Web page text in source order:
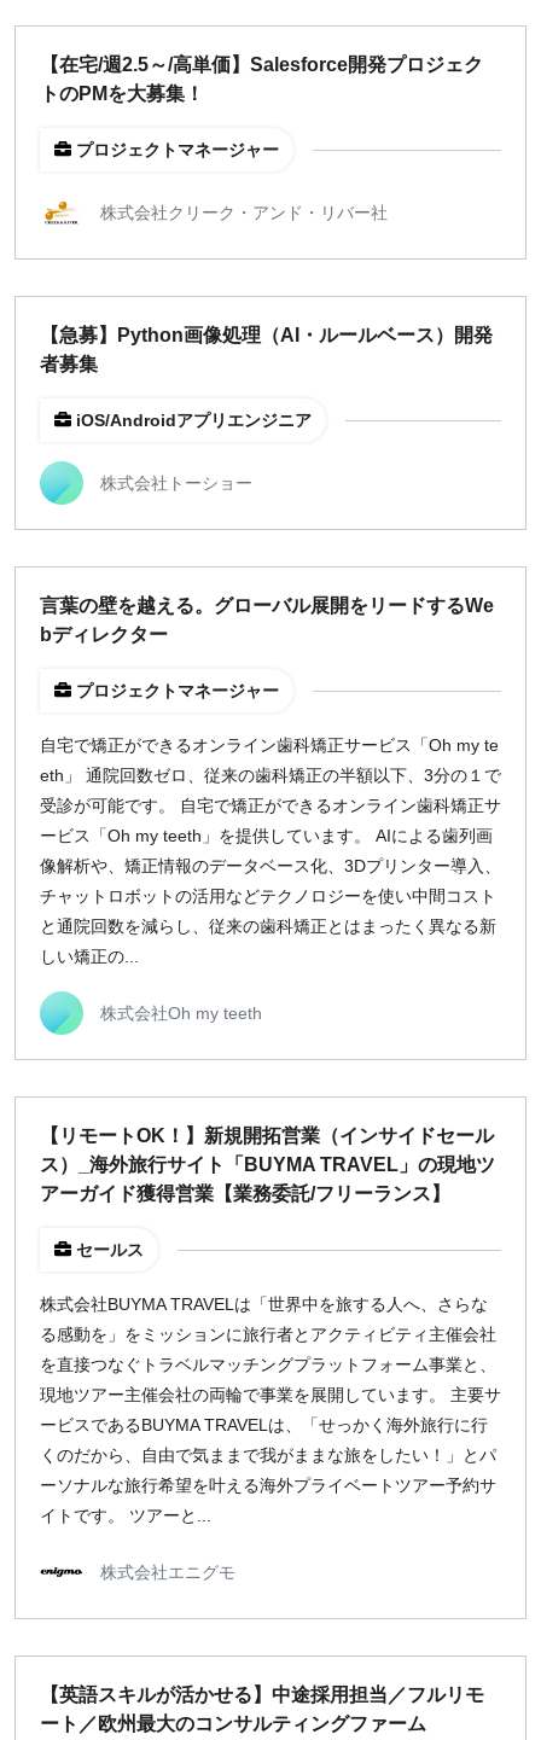
【在宅/週2.5～/高単価】Salesforce開発プロジェク
トのPMを大募集！
プロジェクトマネージャー
株式会社クリーク・アンド・リバー社
【急募】Python画像処理（AI・ルールベース）開発
者募集
iOS/Androidアプリエンジニア
株式会社トーショー
言葉の壁を越える。グローバル展開をリードするWe
bディレクター
プロジェクトマネージャー
自宅で矯正ができるオンライン歯科矯正サービス「Oh my te
eth」 通院回数ゼロ、従来の歯科矯正の半額以下、3分の１で
受診が可能です。 自宅で矯正ができるオンライン歯科矯正サ
ービス「Oh my teeth」を提供しています。 AIによる歯列画
像解析や、矯正情報のデータベース化、3Dプリンター導入、
チャットロボットの活用などテクノロジーを使い中間コスト
と通院回数を減らし、従来の歯科矯正とはまったく異なる新
しい矯正の...
株式会社Oh my teeth
【リモートOK！】新規開拓営業（インサイドセール
ス）_海外旅行サイト「BUYMA TRAVEL」の現地ツ
アーガイド獲得営業【業務委託/フリーランス】
セールス
株式会社BUYMA TRAVELは「世界中を旅する人へ、さらな
る感動を」をミッションに旅行者とアクティビティ主催会社
を直接つなぐトラベルマッチングプラットフォーム事業と、
現地ツアー主催会社の両輪で事業を展開しています。 主要サ
ービスであるBUYMA TRAVELは、「せっかく海外旅行に行
くのだから、自由で気ままで我がままな旅をしたい！」とパ
ーソナルな旅行希望を叶える海外プライベートツアー予約サ
イトです。 ツアーと...
株式会社エニグモ
【英語スキルが活かせる】中途採用担当／フルリモ
ート／欧州最大のコンサルティングファーム